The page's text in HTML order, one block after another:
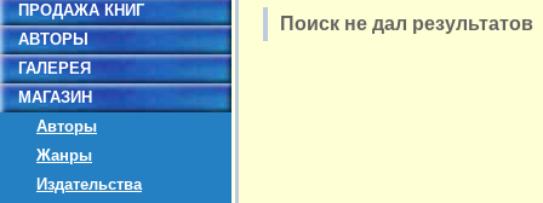
ПРОДАЖА КНИГ
АВТОРЫ
ГАЛЕРЕЯ
МАГАЗИН
Авторы
Жанры
Издательства
Поиск не дал результатов